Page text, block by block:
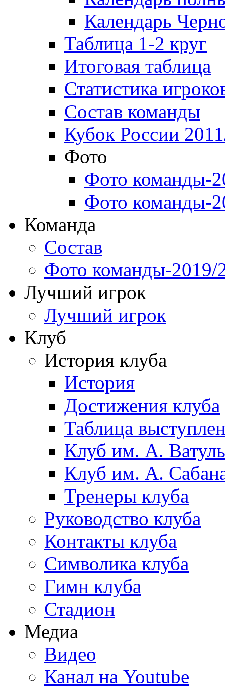
Календарь
Таблица 1-2 круг
Итоговая таблица
Статистика
Состав команды
Кубок России
Фото
Фото команды-
Фото команды-
Команда
Состав
Фото команды-2019/
Лучший игрок
Лучший игрок
Клуб
История клуба
История
Достижения клуба
Таблица
Клуб им. А.
Клуб им. А.
Тренеры клуба
Руководство клуба
Контакты клуба
Символика клуба
Гимн клуба
Стадион
Медиа
Видео
Канал на Youtube